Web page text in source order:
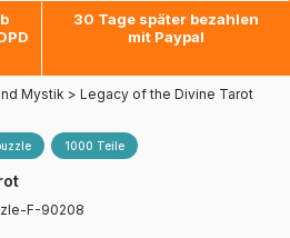
30 Tage später bezahlen
mit Paypal
Mystik > Legacy of the Divine Tarot
1000 Teile
F-90208